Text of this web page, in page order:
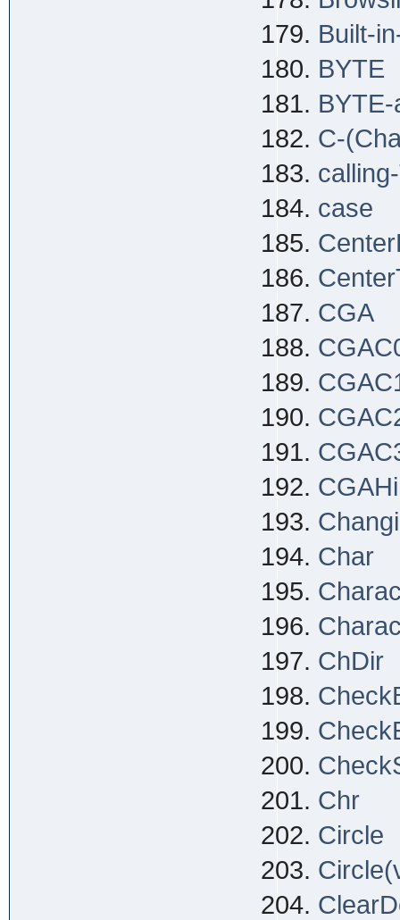
Built-
BYTE
C-
case
CGA
CGAHi
Char
ChDir
Chr
Circle